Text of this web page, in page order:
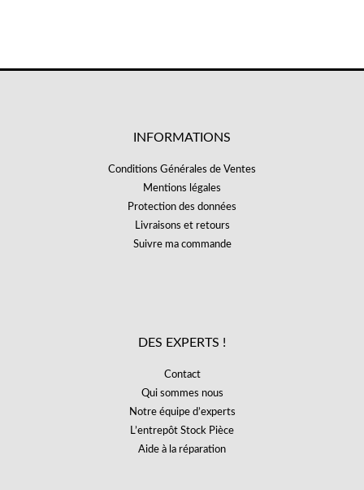
INFORMATIONS
Conditions Générales de Ventes
Mentions légales
Protection des données
Livraisons et retours
Suivre ma commande
DES EXPERTS !
Contact
Qui sommes nous
Notre équipe d’experts
L’entrepôt Stock Pièce
Aide à la réparation